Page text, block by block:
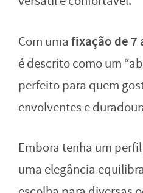
Com uma fixação de 7
é descrito como um
perfeito para quem
envolventes e
Embora tenha um
uma elegância